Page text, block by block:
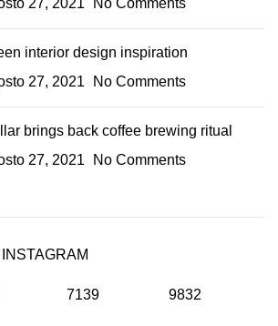
27, 2021
No Comments
interior design inspiration
27, 2021
No Comments
brings back coffee brewing ritual
27, 2021
No Comments
7139 9832